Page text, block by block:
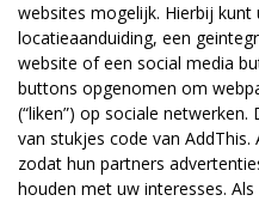
websites mogelijk. Hierbij
locatieaanduiding, een
website of een social media
buttons opgenomen om
(“liken”) op sociale
van stukjes code van
zodat hun partners
houden met uw interesses.